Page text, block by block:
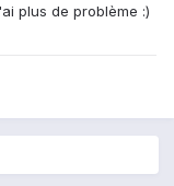
plus de problème :)